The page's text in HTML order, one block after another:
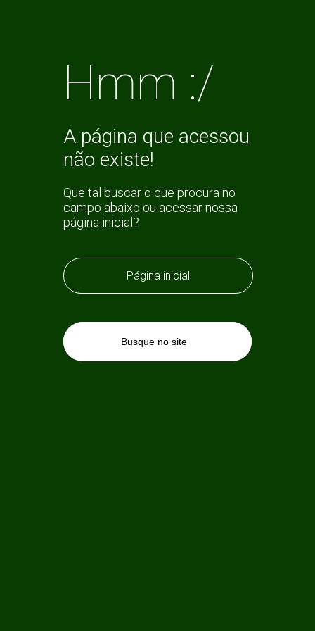
Hmm :/
A página que acessou
não existe!
Que tal buscar o que procura no
campo abaixo ou acessar nossa
página inicial?
Página inicial